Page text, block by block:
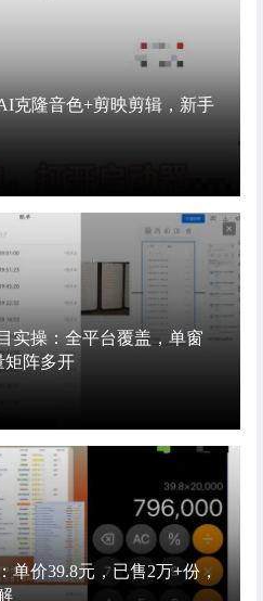
克隆音色+剪映剪辑，新手
实操：全平台覆盖，单窗
矩阵多开
单价39.8元，已售2万+份，